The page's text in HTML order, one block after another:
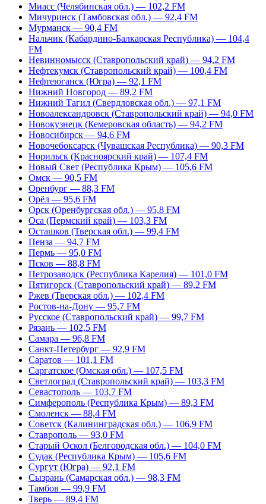
Миасс (Челябинская обл.) — 102,2 FM
Мичуринск (Тамбовская обл.) — 92,4 FM
Мурманск — 90,4 FM
Нальчик (Кабардино-Балкарская Республика) — 104,4
FM
Невинномысск (Ставропольский край) — 94,2 FM
Нефтекумск (Ставропольский край) — 100,4 FM
Нефтеюганск (Югра) — 92,1 FM
Нижний Новгород — 89,2 FM
Нижний Тагил (Свердловская обл.) — 97,1 FM
Новоалександровск (Ставропольский край) — 94,0 FM
Новокузнецк (Кемеровская область) — 94,2 FM
Новосибирск — 94,6 FM
Новочебоксарск (Чувашская Республика) — 90,3 FM
Норильск (Красноярский край) — 107,4 FM
Новый Свет (Республика Крым) — 105,6 FM
Омск — 90,5 FM
Оренбург — 88,3 FM
Орёл — 95,6 FM
Орск (Оренбургская обл.) — 95,8 FM
Оса (Пермский край) — 103,3 FM
Осташков (Тверская обл.) — 99,4 FM
Пенза — 94,7 FM
Пермь — 95,0 FM
Псков — 88,8 FM
Петрозаводск (Республика Карелия) — 101,0 FM
Пятигорск (Ставропольский край) — 89,2 FM
Ржев (Тверская обл.) — 102,4 FM
Ростов-на-Дону — 95,7 FM
Русское (Ставропольский край) — 99,7 FM
Рязань — 102,5 FM
Самара — 96,8 FM
Санкт-Петербург — 92,9 FM
Саратов — 101,1 FM
Саргатское (Омская обл.) — 107,5 FM
Светлоград (Ставропольский край) — 103,3 FM
Севастополь — 103,7 FM
Симферополь (Республика Крым) — 89,3 FM
Смоленск — 88,4 FM
Советск (Калининградская обл.) — 106,9 FM
Ставрополь — 93,0 FM
Старый Оскол (Белгородская обл.) — 104,0 FM
Судак (Республика Крым) — 105,6 FM
Сургут (Югра) — 92,1 FM
Сызрань (Самарская обл.) — 98,3 FM
Тамбов — 99,9 FM
Тверь — 89,4 FM